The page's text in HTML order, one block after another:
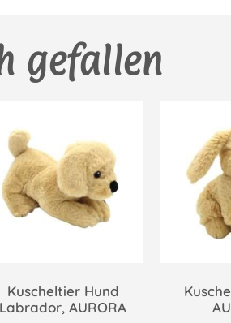
gefallen
Kuscheltier Hund
Labrador, AURORA